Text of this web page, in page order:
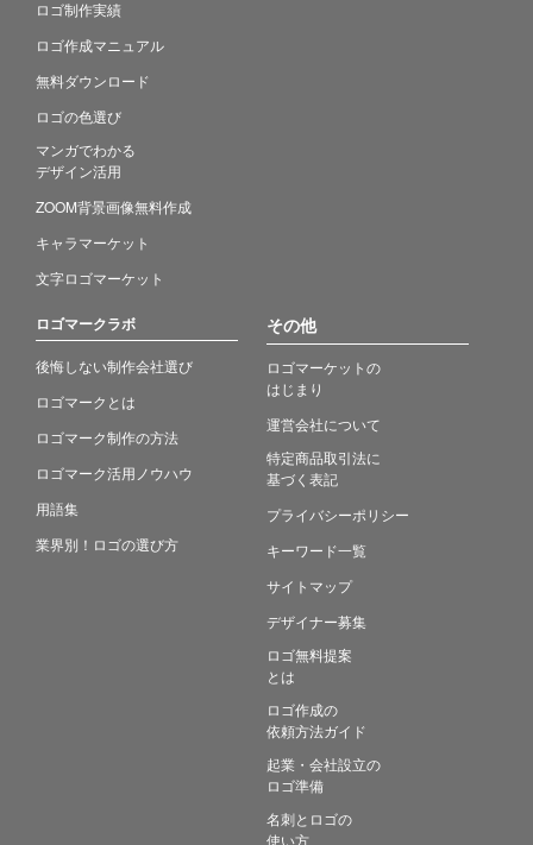
ロゴ制作実績
ロゴ作成マニュアル
無料ダウンロード
ロゴの色選び
マンガでわかる
デザイン活用
ZOOM背景画像無料作成
キャラマーケット
文字ロゴマーケット
ロゴマークラボ
後悔しない制作会社選び
ロゴマークとは
ロゴマーク制作の方法
ロゴマーク活用ノウハウ
用語集
業界別！ロゴの選び方
その他
ロゴマーケットの
はじまり
運営会社について
特定商品取引法に
基づく表記
プライバシーポリシー
キーワード一覧
サイトマップ
デザイナー募集
ロゴ無料提案
とは
ロゴ作成の
依頼方法ガイド
起業・会社設立の
ロゴ準備
名刺とロゴの
使い方